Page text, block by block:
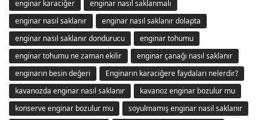
enginar karaciğer
enginar nasıl saklanmalı
enginar nasıl saklanır
enginar nasıl saklanır dolapta
enginar nasıl saklanır dondurucu
enginar tohumu
enginar tohumu ne zaman ekilir
enginar çanağı nasıl saklanır
enginarın besin değeri
Enginarın karaciğere faydaları nelerdir?
kavanozda enginar nasıl saklanır
kavanoz enginar bozulur mu
konserve enginar bozulur mu
soyulmamış enginar nasıl saklanır